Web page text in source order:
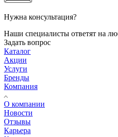
Нужна консультация?
Наши специалисты ответят на
Задать вопрос
Каталог
Акции
Услуги
Бренды
Компания
О компании
Новости
Отзывы
Карьера